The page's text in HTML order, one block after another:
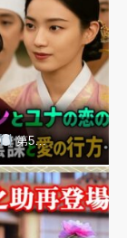
第5…